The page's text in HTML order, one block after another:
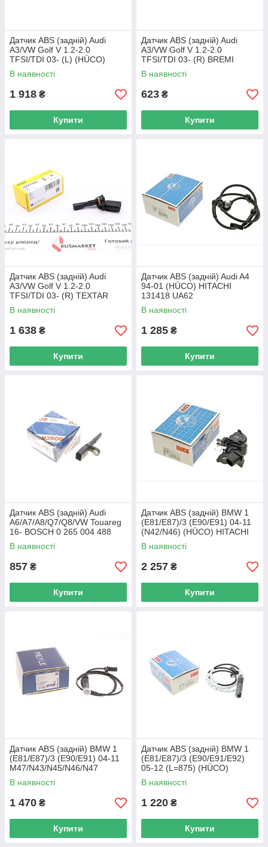
Датчик ABS (задній) Audi
A3/VW Golf V 1.2-2.0
TFSI/TDI 03- (L) (HÜCO)
HITACHI 131415 UA62
В наявності
1 918 ₴
Купити
Датчик ABS (задній) Audi
A3/VW Golf V 1.2-2.0
TFSI/TDI 03- (R) BREMI
50307 UA62
В наявності
623 ₴
Купити
Датчик ABS (задній) Audi
A3/VW Golf V 1.2-2.0
TFSI/TDI 03- (R) TEXTAR
45001900 UA62
В наявності
1 638 ₴
Купити
Датчик ABS (задній) Audi A4
94-01 (HÜCO) HITACHI
131418 UA62
В наявності
1 285 ₴
Купити
Датчик ABS (задній) Audi
A6/A7/A8/Q7/Q8/VW Touareg
16- BOSCH 0 265 004 488
UA62
В наявності
857 ₴
Купити
Датчик ABS (задній) BMW 1
(E81/E87)/3 (E90/E91) 04-11
(N42/N46) (HÜCO) HITACHI
130634 UA62
В наявності
2 257 ₴
Купити
Датчик ABS (задній) BMW 1
(E81/E87)/3 (E90/E91) 04-11
M47/N43/N45/N46/N47
MEYLE 314 899 0034 UA62
В наявності
1 470 ₴
Купити
Датчик ABS (задній) BMW 1
(E81/E87)/3 (E90/E91/E92)
05-12 (L=875) (HÜCO)
HITACHI 131532 UA62
В наявності
1 220 ₴
Купити